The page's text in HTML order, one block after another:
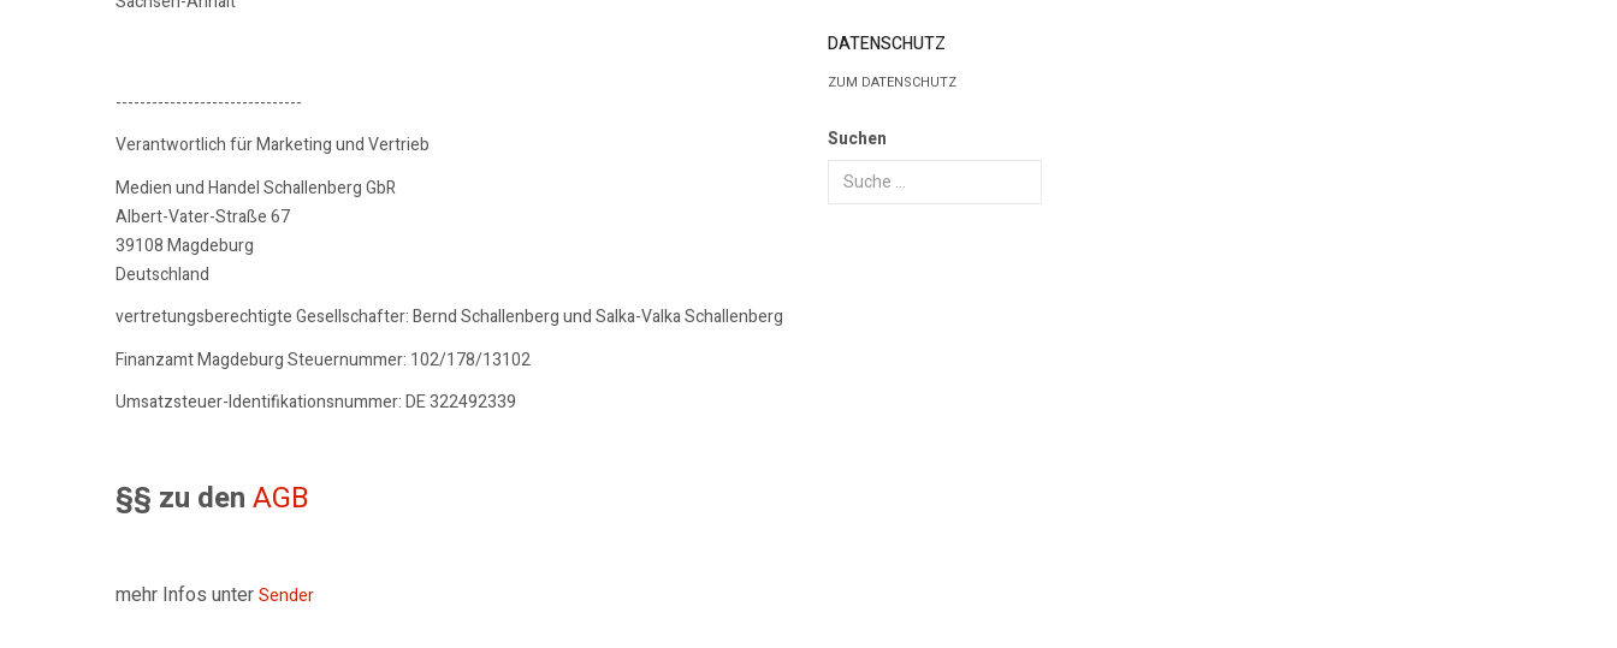
-------------------------------
Verantwortlich für Marketing und Vertrieb
Medien und Handel Schallenberg GbR
Albert-Vater-Straße 67
39108 Magdeburg
Deutschland
vertretungsberechtigte Gesellschafter: Bernd Schallenberg und Salka-Valka Schallenberg
Finanzamt Magdeburg Steuernummer: 102/178/13102
Umsatzsteuer-Identifikationsnummer: DE 322492339
§§ zu den AGB
mehr Infos unterSender
DATENSCHUTZ
ZUM DATENSCHUTZ
Suchen